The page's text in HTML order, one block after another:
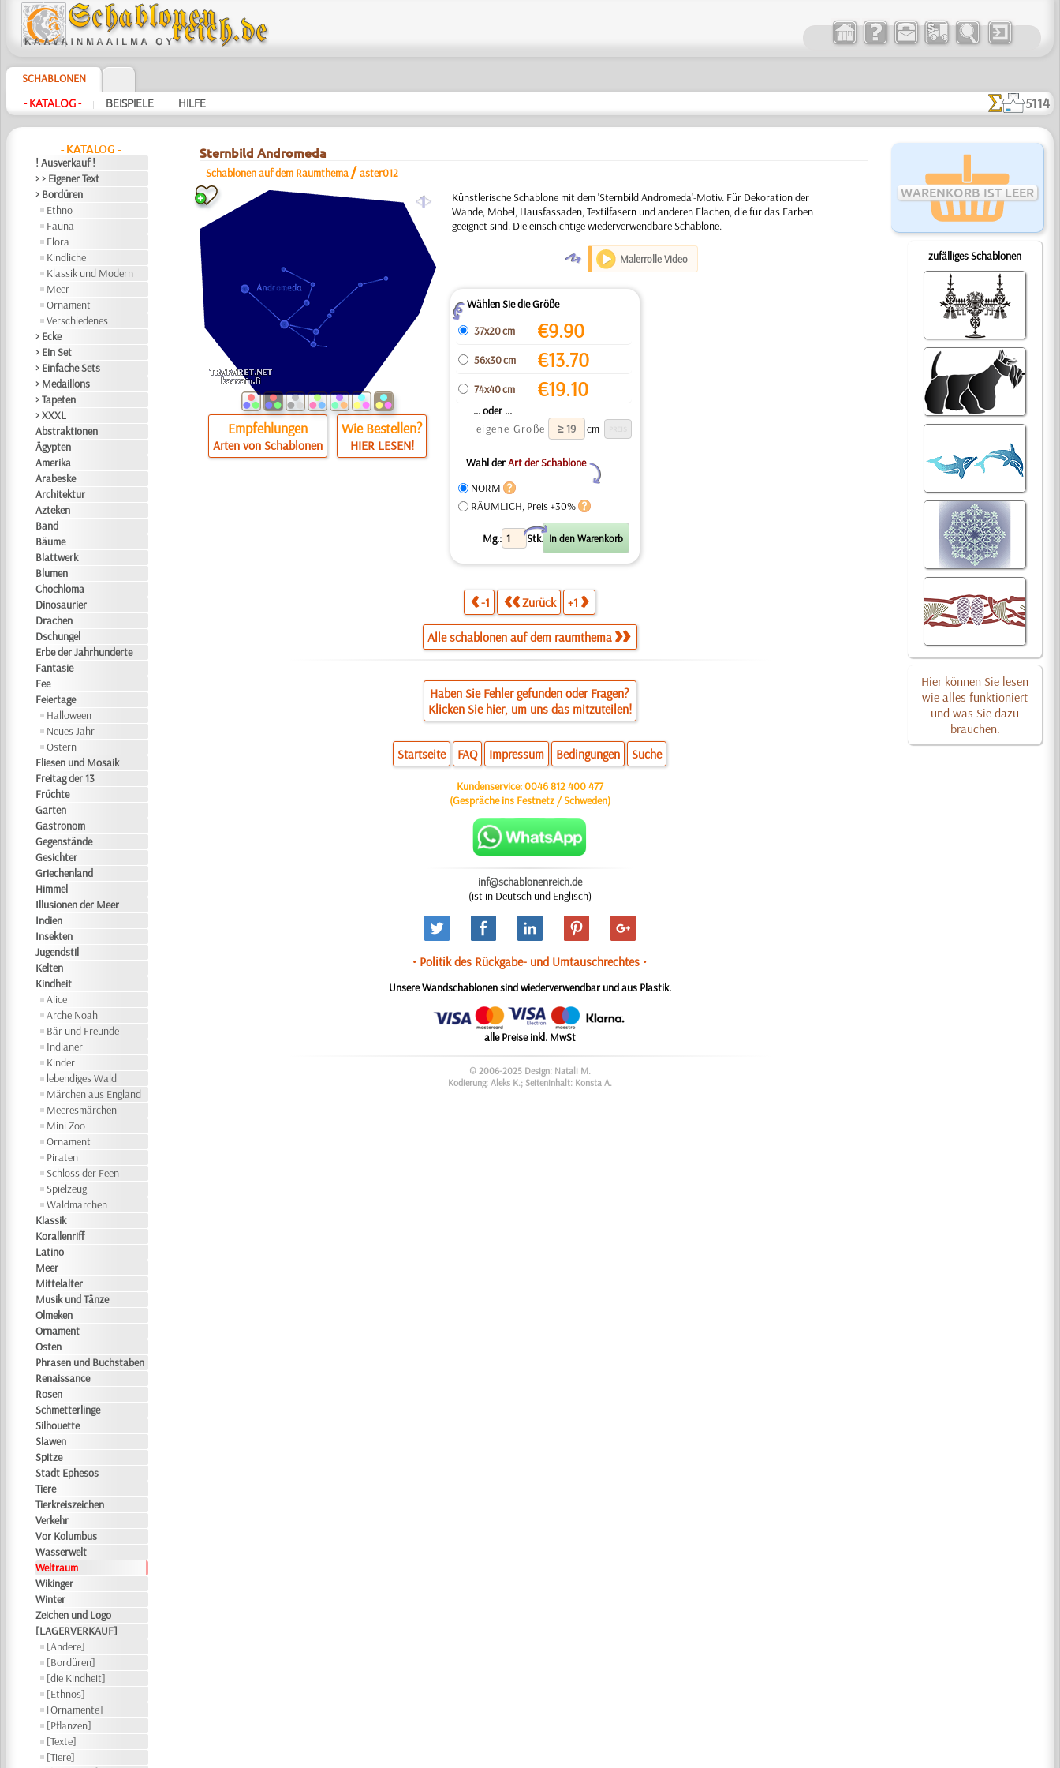
SCHABLONEN
- KATALOG - | BEISPIELE | HILFE | 5114
- KATALOG -
! Ausverkauf !
> > Eigener Text
> Bordüren
Ethno
Fauna
Flora
Kindliche
Klassik und Modern
Meer
Ornament
Verschiedenes
> Ecke
> Ein Set
> Einfache Sets
> Medaillons
> Tapeten
> XXXL
Abstraktionen
Ägypten
Amerika
Arabeske
Architektur
Azteken
Band
Bäume
Blattwerk
Blumen
Chochloma
Dinosaurier
Drachen
Dschungel
Erbe der Jahrhunderte
Fantasie
Fee
Feiertage
Halloween
Neues Jahr
Ostern
Fliesen und Mosaik
Freitag der 13
Früchte
Garten
Gastronom
Gegenstände
Gesichter
Griechenland
Himmel
Illusionen der Meer
Indien
Insekten
Jugendstil
Kelten
Kindheit
Alice
Arche Noah
Bär und Freunde
Indianer
Kinder
lebendiges Wald
Märchen aus England
Meeresmärchen
Mini Zoo
Ornament
Piraten
Schloss der Feen
Spielzeug
Waldmärchen
Klassik
Korallenriff
Latino
Meer
Mittelalter
Musik und Tänze
Olmeken
Ornament
Osten
Phrasen und Buchstaben
Renaissance
Rosen
Schmetterlinge
Silhouette
Slawen
Spitze
Stadt Ephesos
Tiere
Tierkreiszeichen
Verkehr
Vor Kolumbus
Wasserwelt
Weltraum
Wikinger
Winter
Zeichen und Logo
[LAGERVERKAUF]
[Andere]
[Bordüren]
[die Kindheit]
[Ethnos]
[Ornamente]
[Pflanzen]
[Texte]
[Tiere]
WARENKORB IST LEER
zufälliges Schablonen
Hier können Sie lesen
wie alles funktioniert
und was Sie dazu
brauchen.
Sternbild Andromeda
Schablonen auf dem Raumthema /aster012
a
Empfehlungen
Arten von Schablonen
Wie Bestellen?
HIER LESEN!
Künstlerische Schablone mit dem 'Sternbild Andromeda'-Motiv. Für Dekoration der
Wände, Möbel, Hausfassaden, Textilfasern und anderen Flächen, die für das Färben
geeignet sind. Die einschichtige wiederverwendbare Schablone.
O Malerrolle Video
ZWählen Sie die Größe
37x20 cm
€9.90
56x30 cm €13.70
74x40 cm €19.10
... oder ...
eigene Größe
cm
Wahl derArt der Schablone
Y
NORM
RÄUMLICH, Preis +30%
Mg.: Stk.
X
-1 Zurück +1
Alle schablonen auf dem raumthema
Haben Sie Fehler gefunden oder Fragen?
Klicken Sie hier, um uns das mitzuteilen!
Startseite FAQ Impressum Bedingungen Suche
Kundenservice:0046 812 400 477
(Gespräche ins Festnetz / Schweden)
inf@schablonenreich.de
(ist in Deutsch und Englisch)
• Politik des Rückgabe- und Umtauschrechtes •
Unsere Wandschablonen sind wiederverwendbar und aus Plastik.
alle Preise inkl. MwSt
© 2006-2025 Design: Natali M.
Kodierung: Aleks K.; Seiteninhalt: Konsta A.